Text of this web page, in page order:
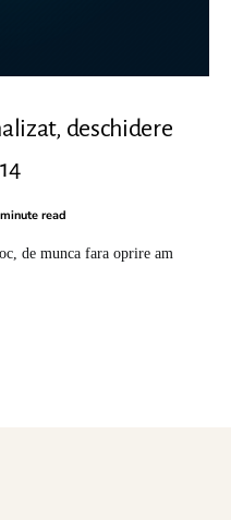
deschidere
read
de munca fara oprire am